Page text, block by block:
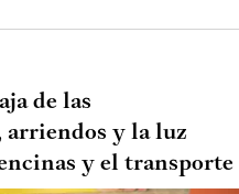
de las
arriendos y la luz
y el transporte